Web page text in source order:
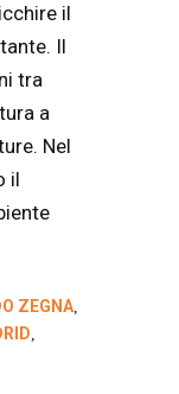
il
Il
tra
a
Nel
il
ZEGNA